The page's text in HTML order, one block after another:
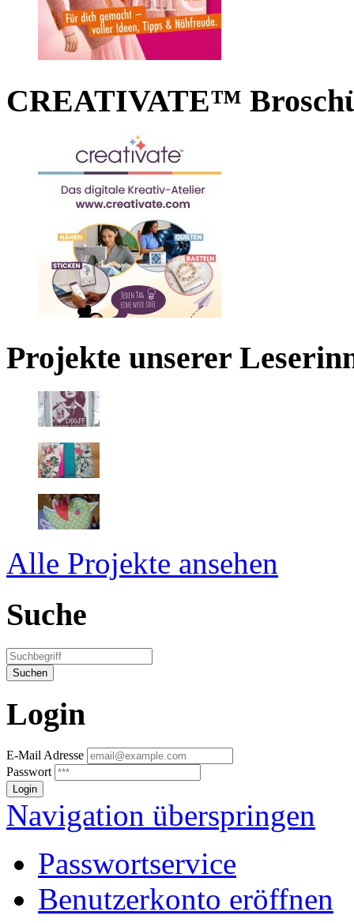
CREATIVATE™
Projekte unserer
Alle Projekte ansehen
Suche
Login
E-Mail Adresse
Passwort
Navigation überspringen
Passwortservice
Benutzerkonto eröffnen